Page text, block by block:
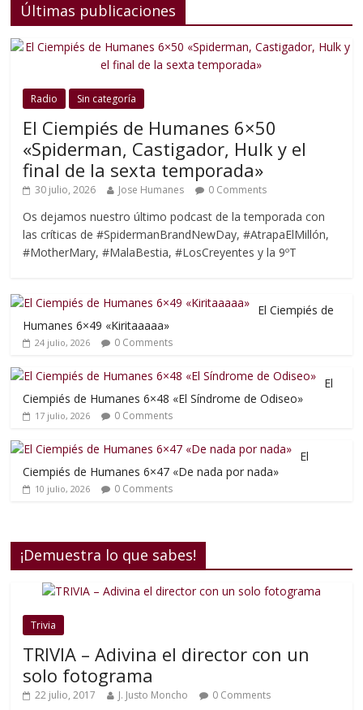
Últimas publicaciones
Radio Sin categoría
El Ciempiés de Humanes 6×50
«Spiderman, Castigador, Hulk y el
final de la sexta temporada»
30 julio, 2026 Jose Humanes 0 Comments
Os dejamos nuestro último podcast de la temporada con
las críticas de #SpidermanBrandNewDay, #AtrapaElMillón,
#MotherMary, #MalaBestia, #LosCreyentes y la 9ºT
El Ciempiés de
Humanes 6×49 «Kiritaaaaa»
24 julio, 2026 0 Comments
El
Ciempiés de Humanes 6×48 «El Síndrome de Odiseo»
17 julio, 2026 0 Comments
El
Ciempiés de Humanes 6×47 «De nada por nada»
10 julio, 2026 0 Comments
¡Demuestra lo que sabes!
Trivia
TRIVIA – Adivina el director con un
solo fotograma
22 julio, 2017 J. Justo Moncho 0 Comments